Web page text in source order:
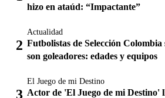
hizo en ataúd: “Impactante”
Actualidad
Futbolistas de Selección Colombia
son goleadores: edades y equipos
El Juego de mi Destino
Actor de 'El Juego de mi Destino'